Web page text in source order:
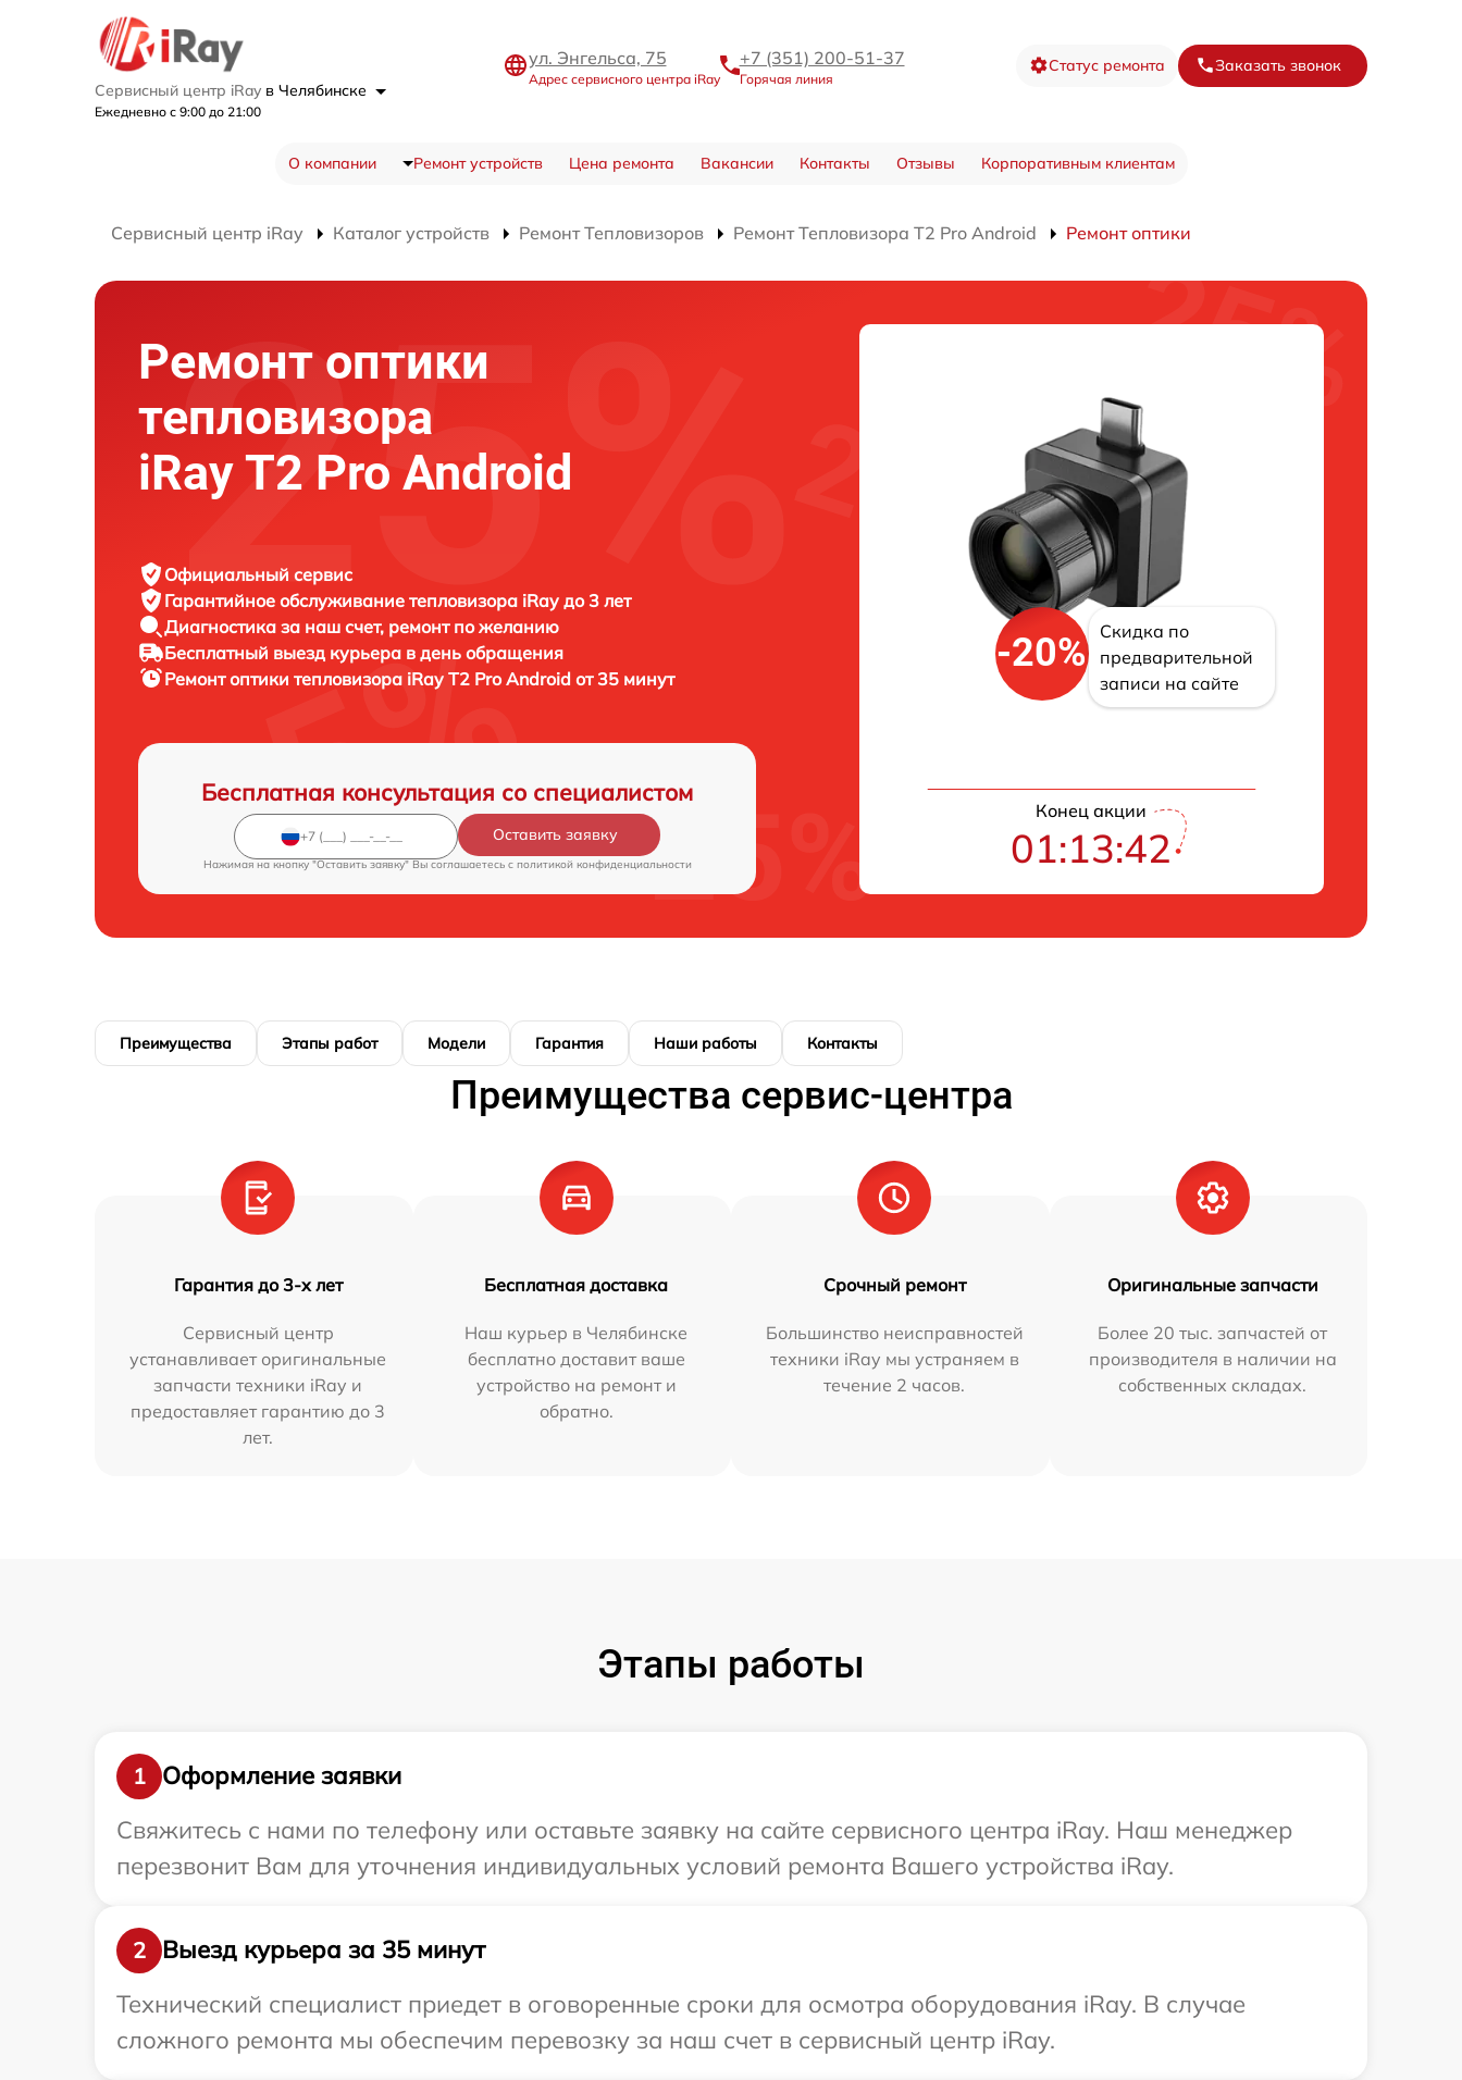
Сервисный центр iRay в Челябинске
Ежедневно с 9:00 до 21:00
ул. Энгельса, 75
Адрес сервисного центра iRay
+7 (351) 200-51-37
Горячая линия
Статус ремонта Заказать звонок
О компании Ремонт устройств Цена ремонта Вакансии Контакты Отзывы Корпоративным клиентам
Сервисный центр iRay Каталог устройств Ремонт Тепловизоров Ремонт Тепловизора T2 Pro Android Ремонт оптики
Ремонт оптики
тепловизора
iRay T2 Pro Android
Официальный сервис
Гарантийное обслуживание тепловизора iRay до 3 лет
Диагностика за наш счет, ремонт по желанию
Бесплатный выезд курьера в день обращения
Ремонт оптики тепловизора iRay T2 Pro Android от 35 минут
Бесплатная консультация со специалистом
Оставить заявку
Нажимая на кнопку "Оставить заявку" Вы соглашаетесь c политикой конфиденциальности
-20%
Скидка по
предварительной
записи на сайте
Конец акции
01:13:41
Преимущества Этапы работ Модели Гарантия Наши работы Контакты
Преимущества сервис-центра
Гарантия до 3-х лет
Сервисный центр
устанавливает оригинальные
запчасти техники iRay и
предоставляет гарантию до 3
лет.
Бесплатная доставка
Наш курьер в Челябинске
бесплатно доставит ваше
устройство на ремонт и
обратно.
Срочный ремонт
Большинство неисправностей
техники iRay мы устраняем в
течение 2 часов.
Оригинальные запчасти
Более 20 тыс. запчастей от
производителя в наличии на
собственных складах.
Этапы работы
1
Оформление заявки
Свяжитесь с нами по телефону или оставьте заявку на сайте сервисного центра iRay. Наш менеджер
перезвонит Вам для уточнения индивидуальных условий ремонта Вашего устройства iRay.
2
Выезд курьера за 35 минут
Технический специалист приедет в оговоренные сроки для осмотра оборудования iRay. В случае
сложного ремонта мы обеспечим перевозку за наш счет в сервисный центр iRay.